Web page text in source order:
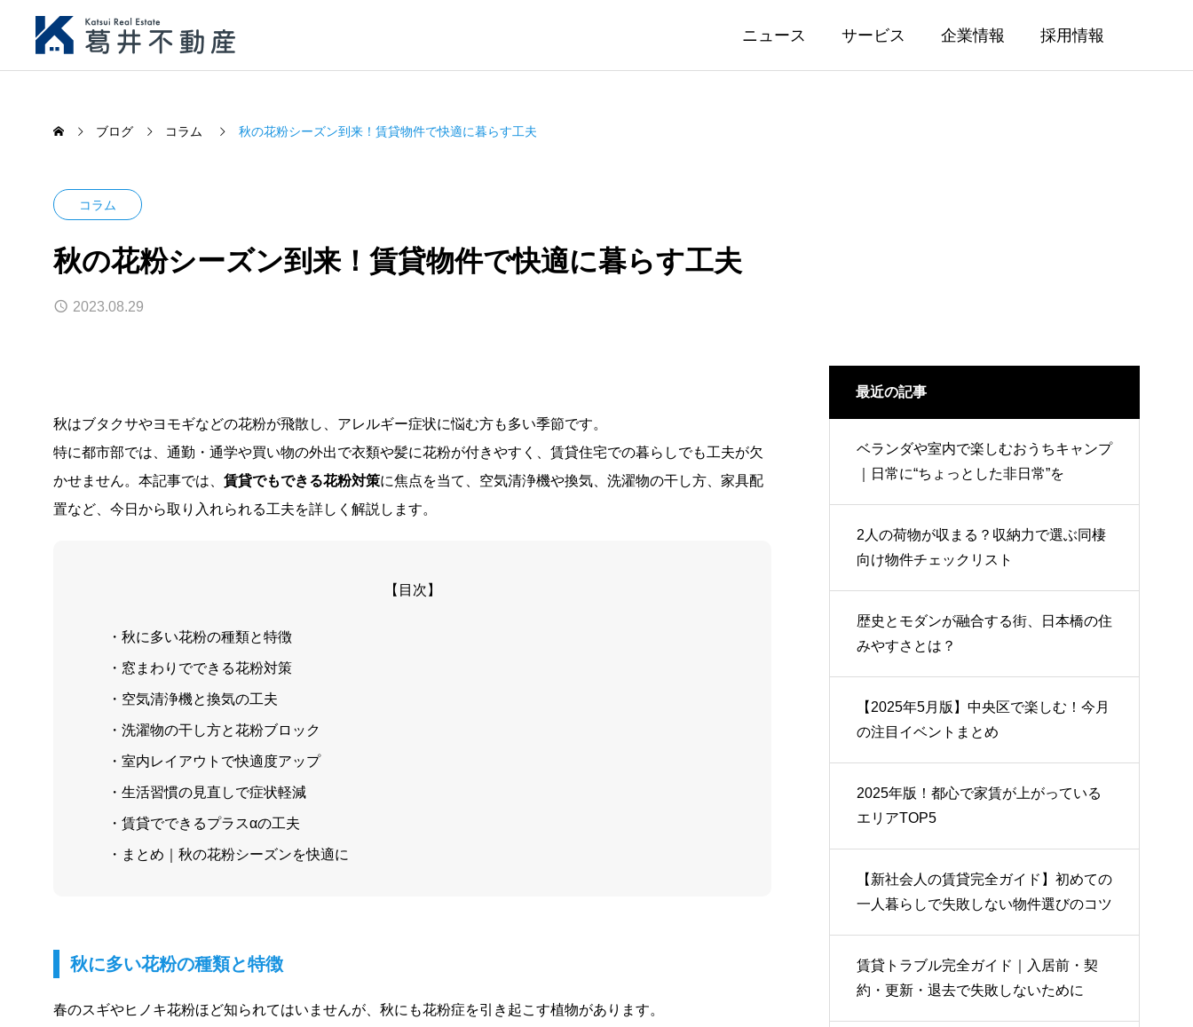
ニュース サービス 企業情報 採用情報
ブログ コラム 秋の花粉シーズン到来！賃貸物件で快適に暮らす工夫
コラム
秋の花粉シーズン到来！賃貸物件で快適に暮らす工夫
2023.08.29
秋はブタクサやヨモギなどの花粉が飛散し、アレルギー症状に悩む方も多い季節です。
特に都市部では、通勤・通学や買い物の外出で衣類や髪に花粉が付きやすく、賃貸住宅での暮らしでも工夫が欠
かせません。本記事では、 賃貸でもできる花粉対策に焦点を当て、空気清浄機や換気、洗濯物の干し方、家具配
置など、今日から取り入れられる工夫を詳しく解説します。
【目次】
・秋に多い花粉の種類と特徴
・窓まわりでできる花粉対策
・空気清浄機と換気の工夫
・洗濯物の干し方と花粉ブロック
・室内レイアウトで快適度アップ
・生活習慣の見直しで症状軽減
・賃貸でできるプラスαの工夫
・まとめ｜秋の花粉シーズンを快適に
秋に多い花粉の種類と特徴
春のスギやヒノキ花粉ほど知られてはいませんが、秋にも花粉症を引き起こす植物があります。
最近の記事
ベランダや室内で楽しむおうちキャンプ
｜日常に“ちょっとした非日常”を
2人の荷物が収まる？収納力で選ぶ同棲
向け物件チェックリスト
歴史とモダンが融合する街、日本橋の住
みやすさとは？
【2025年5月版】中央区で楽しむ！今月
の注目イベントまとめ
2025年版！都心で家賃が上がっている
エリアTOP5
【新社会人の賃貸完全ガイド】初めての
一人暮らしで失敗しない物件選びのコツ
賃貸トラブル完全ガイド｜入居前・契
約・更新・退去で失敗しないために